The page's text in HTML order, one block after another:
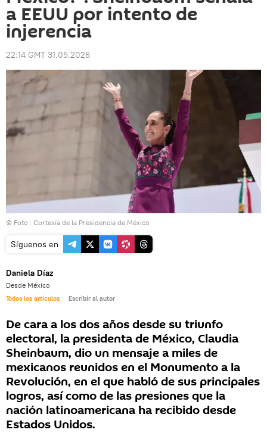
a EEUU por intento de
injerencia
22:14 GMT 31.05.2026
© Foto : Cortesía de la Presidencia de México
Síguenos en
Daniela Díaz
Desde México
Todos los artículos Escribir al autor
De cara a los dos años desde su triunfo
electoral, la presidenta de México, Claudia
Sheinbaum, dio un mensaje a miles de
mexicanos reunidos en el Monumento a la
Revolución, en el que habló de sus principales
logros, así como de las presiones que la
nación latinoamericana ha recibido desde
Estados Unidos.